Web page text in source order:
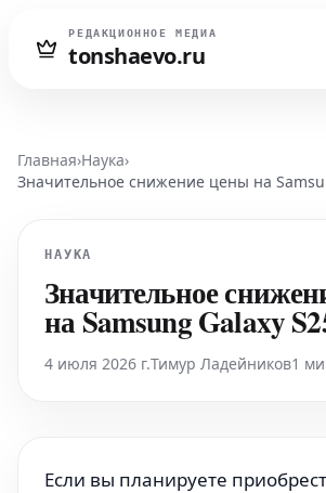
РЕДАКЦИОННОЕ МЕДИА
tonshaevo.ru
Главная›Наука›
Значительное снижение цены на
НАУКА
Значительное
на Samsung Galaxy
4 июля 2026 г.Тимур Ладейников1
Если вы планируете